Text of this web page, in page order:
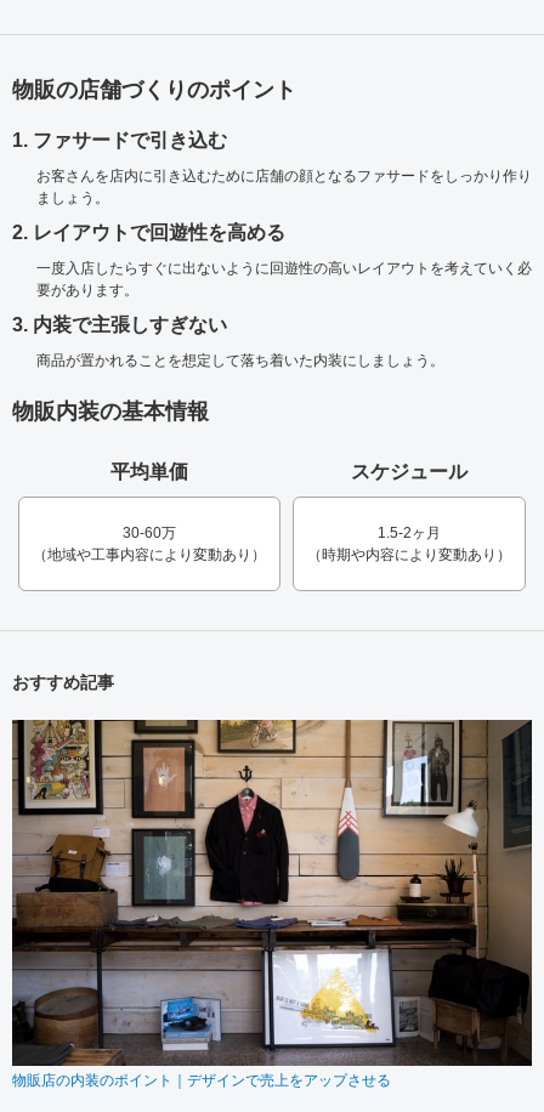
物販の店舗づくりのポイント
1. ファサードで引き込む
お客さんを店内に引き込むために店舗の顔となるファサードをしっかり作り
ましょう。
2. レイアウトで回遊性を高める
一度入店したらすぐに出ないように回遊性の高いレイアウトを考えていく必
要があります。
3. 内装で主張しすぎない
商品が置かれることを想定して落ち着いた内装にしましょう。
物販内装の基本情報
平均単価
30-60万
（地域や工事内容により変動あり）
スケジュール
1.5-2ヶ月
（時期や内容により変動あり）
おすすめ記事
物販店の内装のポイント｜デザインで売上をアップさせる